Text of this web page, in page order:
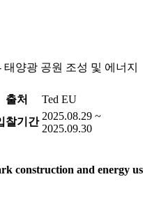
양광 공원 조성 및 에너지
출처
Ted EU
찰기간 2025.08.29 ~
2025.09.30
construction and energy